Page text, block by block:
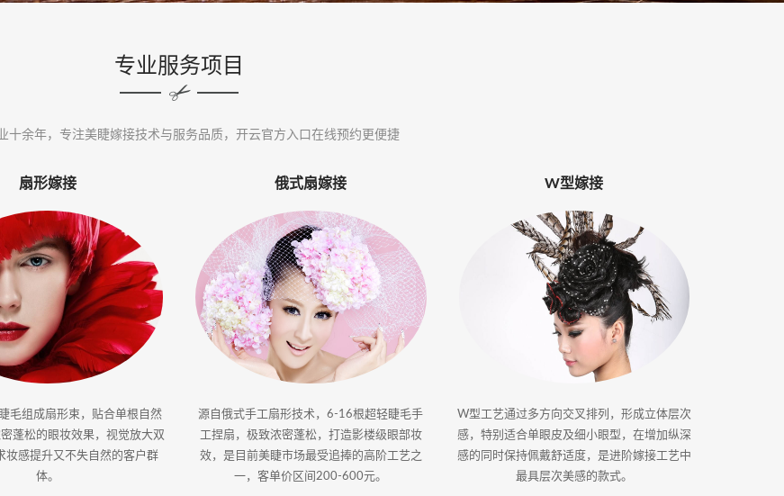
专业服务项目
十余年，专注美睫嫁接技术与服务品质，开云官方入口在线预约更便捷
扇形嫁接
毛组成扇形束，贴合单根自然
蓬松的眼妆效果，视觉放大双
妆感提升又不失自然的客户群
体。
俄式扇嫁接
源自俄式手工扇形技术，6-16根超轻睫毛手
工捏扇，极致浓密蓬松，打造影楼级眼部妆
效，是目前美睫市场最受追捧的高阶工艺之
一，客单价区间200-600元。
W型嫁接
W型工艺通过多方向交叉排列，形成立体层次
感，特别适合单眼皮及细小眼型，在增加纵深
感的同时保持佩戴舒适度，是进阶嫁接工艺中
最具层次美感的款式。